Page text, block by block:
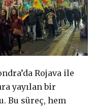
Rojava ile
yayılan bir
Bu süreç, hem